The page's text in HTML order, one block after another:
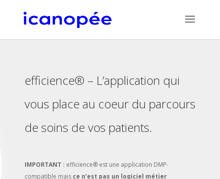
efficience® – L’application qui
vous place au coeur du parcours
de soins de vos patients.
IMPORTANT : efficience® est une application DMP-
compatible mais ce n’est pas un logiciel métier